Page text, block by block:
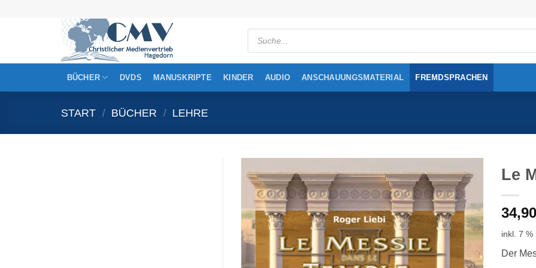
Products
search
BÜCHER DVDS MANUSKRIPTE KINDER AUDIO ANSCHAUUNGSMATERIAL FREMDSPRACHEN
START / BÜCHER / LEHRE
Le
inkl. 7 %
Der